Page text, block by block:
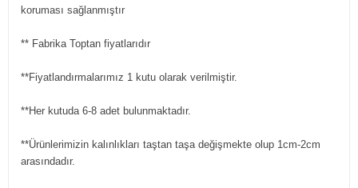
koruması sağlanmıştır
** Fabrika Toptan fiyatlarıdır
**Fiyatlandırmalarımız 1 kutu olarak verilmiştir.
**Her kutuda 6-8 adet bulunmaktadır.
**Ürünlerimizin kalınlıkları taştan taşa değişmekte olup 1cm-2cm
arasındadır.